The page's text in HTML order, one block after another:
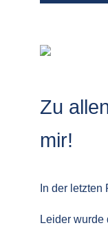
Zu
mir!
In der
Leider